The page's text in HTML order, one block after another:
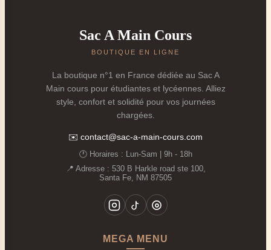
Capacité adaptée aux journées marathon
bouteille d'eau et parfois même une tenue de sport
ou de quoi vous restaurer.
Protection renforcée pour la technologie
Compartiment spécifique et rembourré pour votre
laptop, essentiel pour les recherches, les rapports et
les présentations.
Organisation intelligente: Pour retrouver en un
instant votre carte étudiante, vos clefs, votre porte-
monnaie ou votre chargeur de téléphone entre
plusieurs heures d'affilée, à pied, en transport en
Sac A Main Cours
BOUTIQUE EN LIGNE
La boutique n°1 en France dédiée au Sac A
Main cours pour étudiantes et lycéennes. Alliez
style, confort et solidité pour vos journées
chargées.
✉️ contact@sac-a-main-cours.com
🕐 Horaires : Lun‑Sam | 9h - 18h
📍 Adresse : 530 B Harkle road ste 100,
Santa Fe, NM 87505
MEGA MENU